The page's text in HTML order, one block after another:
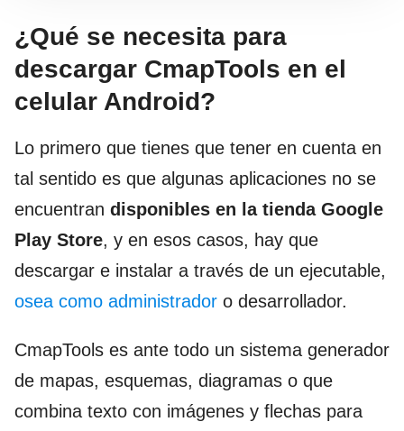
¿Qué se necesita para
descargar CmapTools en el
celular Android?
Lo primero que tienes que tener en cuenta en
tal sentido es que algunas aplicaciones no se
encuentran disponibles en la tienda Google
Play Store, y en esos casos, hay que
descargar e instalar a través de un ejecutable,
osea como administrador o desarrollador.
CmapTools es ante todo un sistema generador
de mapas, esquemas, diagramas o que
combina texto con imágenes y flechas para